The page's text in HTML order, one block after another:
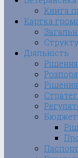
Книга
Картка
Діяльність
Бюджет